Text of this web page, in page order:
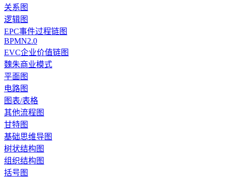
关系图
逻辑图
EPC事件过程链图
BPMN2.0
EVC企业价值链图
魏朱商业模式
平面图
电路图
图表/表格
其他流程图
甘特图
基础思维导图
树状结构图
组织结构图
括号图